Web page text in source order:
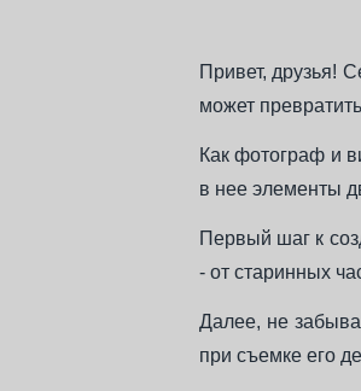
Привет, друзья!
может
Как фотограф и
в нее элементы
Первый шаг к
- от старинных
Далее, не
при съемке его